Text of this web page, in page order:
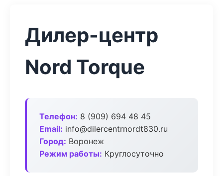
Дилер-центр
Nord Torque
Телефон: 8 (909) 694 48 45
Email: info@dilercentrnordt830.ru
Город: Воронеж
Режим работы: Круглосуточно